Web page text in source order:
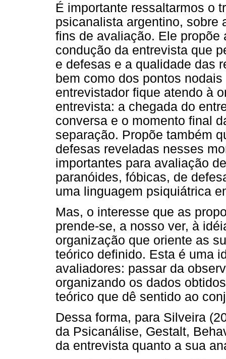
É importante ressaltarmos o
psicanalista argentino, sobre
fins de avaliação. Ele
condução da entrevista que
e defesas e a qualidade das
bem como dos pontos
entrevistador fique atendo à
entrevista: a chegada do
conversa e o momento final
separação. Propõe também
defesas reveladas nesses
importantes para avaliação
paranóides, fóbicas, de
uma linguagem psiquiátrica
Mas, o interesse que as
prende-se, a nosso ver, à
organização que oriente as
teórico definido. Esta é uma
avaliadores: passar da
organizando os dados
teórico que dê sentido ao
Dessa forma, para Silveira
da Psicanálise, Gestalt,
da entrevista quanto a sua